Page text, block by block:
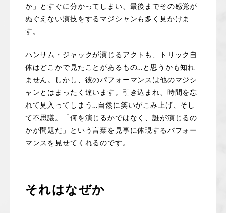
か」とすぐに分かってしまい、最後までその感覚が
ぬぐえない演技をするマジシャンも多く見かけま
す。
ハンサム・ジャックが演じるアクトも、トリック自
体はどこかで見たことがあるもの…と思うかも知れ
ません。しかし、彼のパフォーマンスは他のマジシ
ャンとはまったく違います。引き込まれ、時間を忘
れて見入ってしまう…自然に笑いがこみ上げ、そし
て不思議。「何を演じるかではなく、誰が演じるの
かが問題だ」という言葉を見事に体現するパフォー
マンスを見せてくれるのです。
それはなぜか